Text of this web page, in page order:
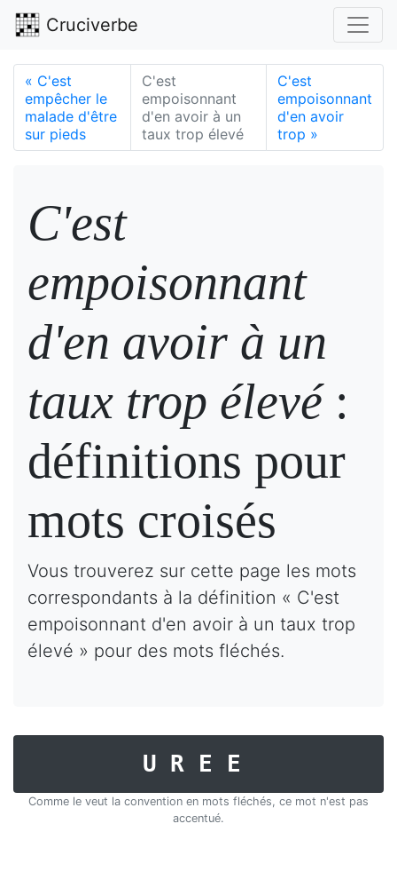
Cruciverbe
« C'est
empêcher le
malade d'être
sur pieds
C'est
empoisonnant
d'en avoir à un
taux trop élevé
C'est
empoisonnant
d'en avoir
trop »
C'est
empoisonnant
d'en avoir à un
taux trop élevé:
définitions pour
mots croisés
Vous trouverez sur cette page les mots
correspondants à la définition « C'est
empoisonnant d'en avoir à un taux trop
élevé » pour des mots fléchés.
UREE
Comme le veut la convention en mots fléchés, ce mot n'est pas
accentué.